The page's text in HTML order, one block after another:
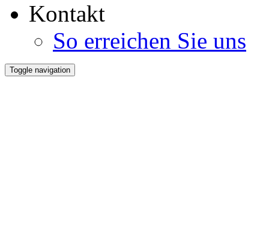
Kontakt
So erreichen Sie uns
Toggle navigation